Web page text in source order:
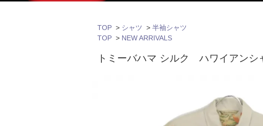
TOP > シャツ > 半袖シャツ
TOP > NEW ARRIVALS
トミーバハマ シルク ハワイアンシ